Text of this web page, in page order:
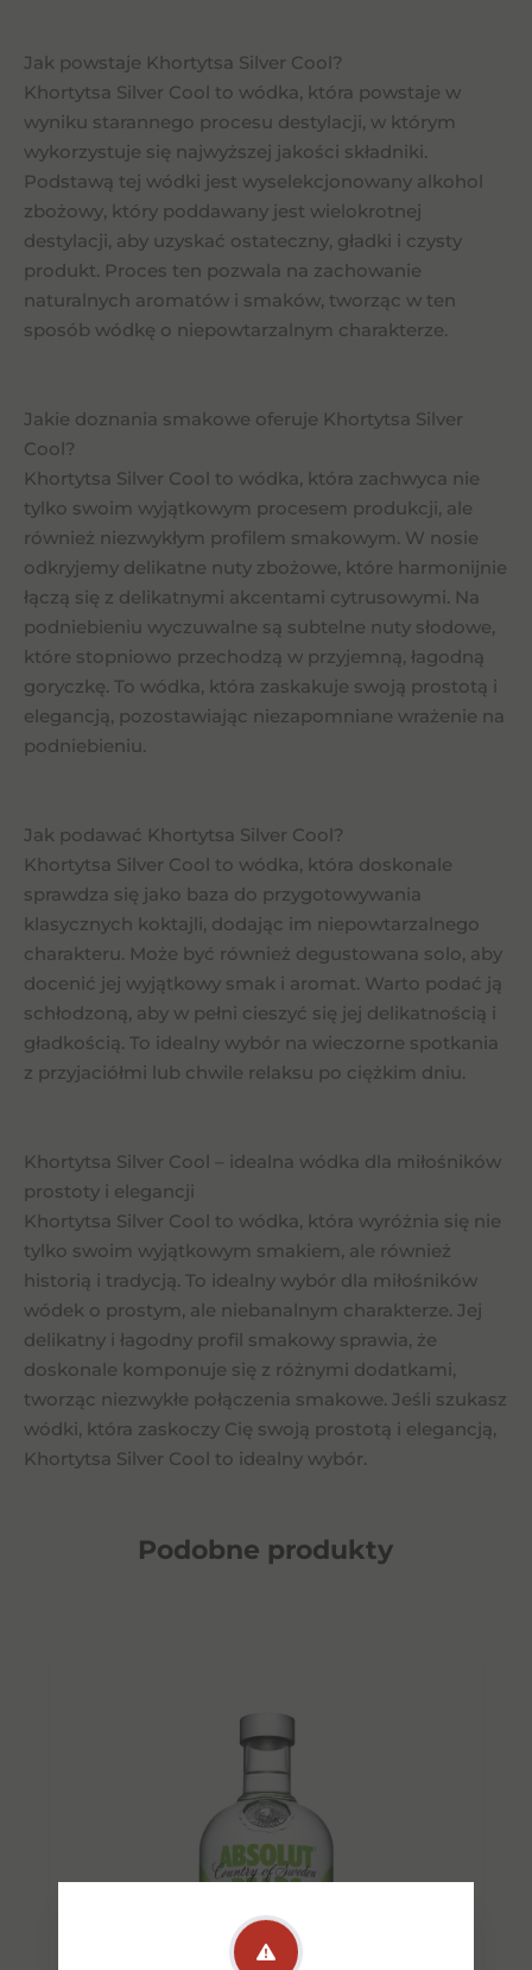
Jak powstaje Khortytsa Silver Cool?
Khortytsa Silver Cool to wódka, która powstaje w
wyniku starannego procesu destylacji, w którym
wykorzystuje się najwyższej jakości składniki.
Podstawą tej wódki jest wyselekcjonowany alkohol
zbożowy, który poddawany jest wielokrotnej
destylacji, aby uzyskać ostateczny, gładki i czysty
produkt. Proces ten pozwala na zachowanie
naturalnych aromatów i smaków, tworząc w ten
sposób wódkę o niepowtarzalnym charakterze.
Jakie doznania smakowe oferuje Khortytsa Silver
Cool?
Khortytsa Silver Cool to wódka, która zachwyca nie
tylko swoim wyjątkowym procesem produkcji, ale
również niezwykłym profilem smakowym. W nosie
odkryjemy delikatne nuty zbożowe, które harmonijnie
łączą się z delikatnymi akcentami cytrusowymi. Na
podniebieniu wyczuwalne są subtelne nuty słodowe,
które stopniowo przechodzą w przyjemną, łagodną
goryczkę. To wódka, która zaskakuje swoją prostotą i
elegancją, pozostawiając niezapomniane wrażenie na
podniebieniu.
Jak podawać Khortytsa Silver Cool?
Khortytsa Silver Cool to wódka, która doskonale
sprawdza się jako baza do przygotowywania
klasycznych koktajli, dodając im niepowtarzalnego
charakteru. Może być również degustowana solo, aby
docenić jej wyjątkowy smak i aromat. Warto podać ją
schłodzoną, aby w pełni cieszyć się jej delikatnością i
gładkością. To idealny wybór na wieczorne spotkania
z przyjaciółmi lub chwile relaksu po ciężkim dniu.
Khortytsa Silver Cool – idealna wódka dla miłośników
prostoty i elegancji
Khortytsa Silver Cool to wódka, która wyróżnia się nie
tylko swoim wyjątkowym smakiem, ale również
historią i tradycją. To idealny wybór dla miłośników
wódek o prostym, ale niebanalnym charakterze. Jej
delikatny i łagodny profil smakowy sprawia, że
doskonale komponuje się z różnymi dodatkami,
tworząc niezwykłe połączenia smakowe. Jeśli szukasz
wódki, która zaskoczy Cię swoją prostotą i elegancją,
Khortytsa Silver Cool to idealny wybór.
Podobne produkty